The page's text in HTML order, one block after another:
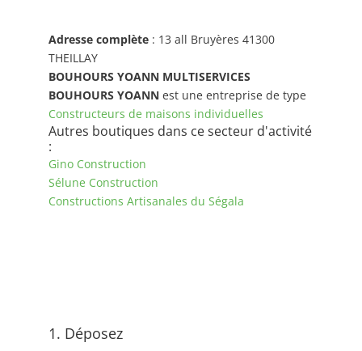
Adresse complète: 13 all Bruyères 41300
THEILLAY
BOUHOURS YOANN MULTISERVICES
BOUHOURS YOANNest une entreprise de type
Constructeurs de maisons individuelles
Autres boutiques dans ce secteur d'activité
:
Gino Construction
Sélune Construction
Constructions Artisanales du Ségala
1. Déposez